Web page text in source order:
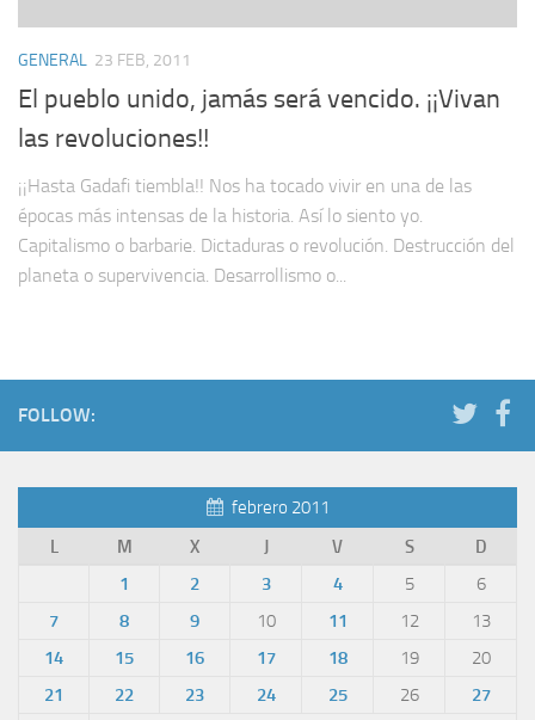
GENERAL 23 FEB, 2011
El pueblo unido, jamás será vencido. ¡¡Vivan
las revoluciones!!
¡¡Hasta Gadafi tiembla!! Nos ha tocado vivir en una de las
épocas más intensas de la historia. Así lo siento yo.
Capitalismo o barbarie. Dictaduras o revolución. Destrucción del
planeta o supervivencia. Desarrollismo o...
FOLLOW:
febrero 2011
L
M X J V S D
1 2 3 4 5
6
7
8 9 10 11 12
13
14
15 16 17 18 19
20
21
22 23 24 25 26
27